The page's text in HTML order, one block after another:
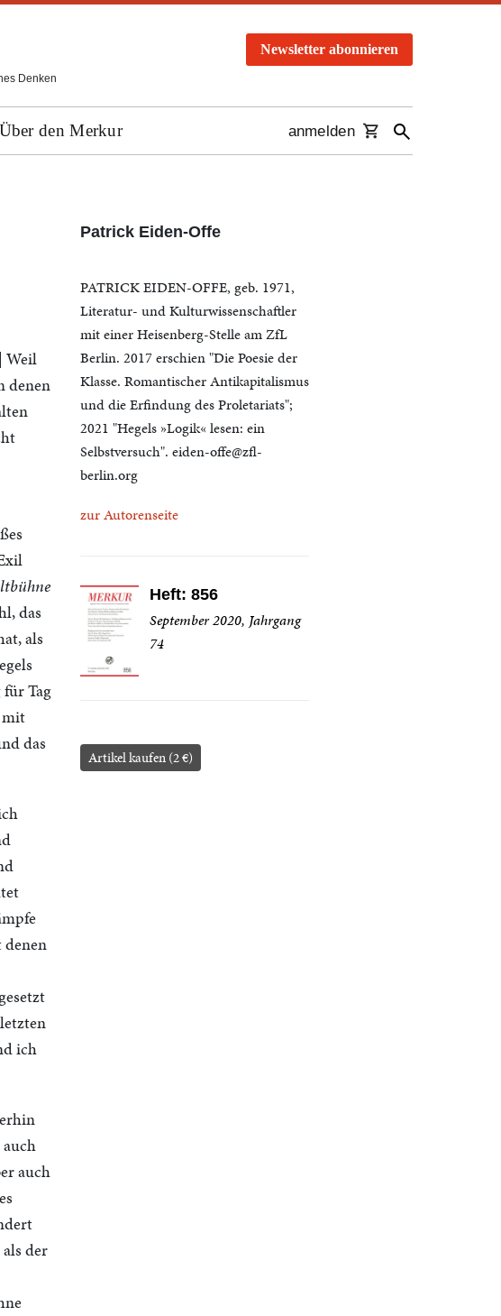
Denken
Newsletter abonnieren
Über den Merkur anmelden
Weil
denen
das
als
Tag
mit
das
ich
auch
der
Patrick Eiden-Offe
PATRICK EIDEN-OFFE, geb. 1971,
Literatur- und Kulturwissenschaftler
mit einer Heisenberg-Stelle am ZfL
Berlin. 2017 erschien "Die Poesie der
Klasse. Romantischer Antikapitalismus
und die Erfindung des Proletariats";
2021 "Hegels »Logik« lesen: ein
Selbstversuch". eiden-offe@zfl-
berlin.org
zur Autorenseite
Heft: 856
September 2020, Jahrgang
74
Artikel kaufen (2 €)